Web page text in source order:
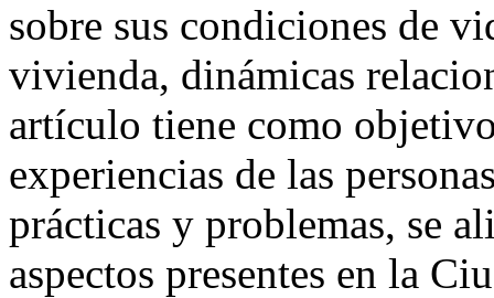
sobre sus condiciones de
vivienda, dinámicas
artículo tiene como
experiencias de las
prácticas y problemas, se
aspectos presentes en la